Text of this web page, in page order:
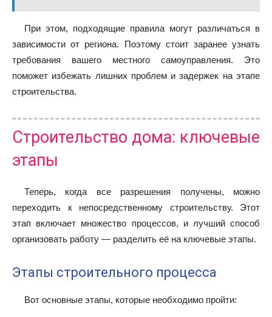
При этом, подходящие правила могут различаться в
зависимости от региона. Поэтому стоит заранее узнать
требования вашего местного самоуправления. Это
поможет избежать лишних проблем и задержек на этапе
строительства.
Строительство дома: ключевые
этапы
Теперь, когда все разрешения получены, можно
переходить к непосредственному строительству. Этот
этап включает множество процессов, и лучший способ
организовать работу — разделить её на ключевые этапы.
Этапы строительного процесса
Вот основные этапы, которые необходимо пройти: